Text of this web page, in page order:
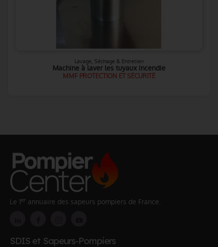
Lavage, Séchage & Entretien
Machine à laver les tuyaux incendie
MMF PROTECTION ET SÉCURITÉ
Le 1er annuaire des sapeurs pompiers de France.
SDIS et Sapeurs-Pompiers